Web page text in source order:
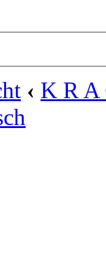
‹ K R A